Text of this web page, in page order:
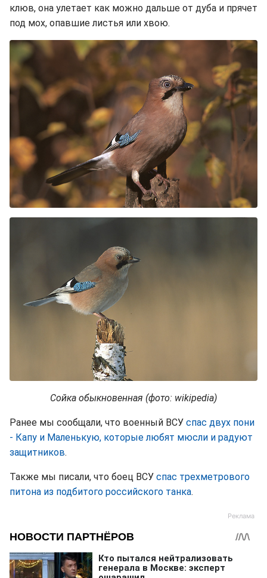
клюв, она улетает как можно дальше от дуба и прячет
под мох, опавшие листья или хвою.
Сойка обыкновенная (фото: wikipedia)
Ранее мы сообщали, что военный ВСУ спас двух пони
- Капу и Маленькую, которые любят мюсли и радуют
защитников.
Также мы писали, что боец ВСУ спас трехметрового
питона из подбитого российского танка.